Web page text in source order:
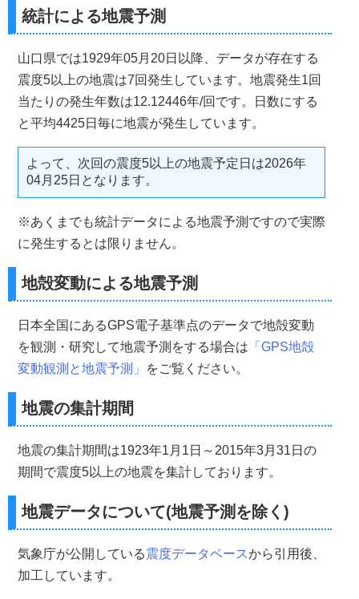
統計による地震予測
山口県では1929年05月20日以降、データが存在する
震度5以上の地震は7回発生しています。地震発生1回
当たりの発生年数は12.12446年/回です。日数にする
と平均4425日毎に地震が発生しています。
よって、次回の震度5以上の地震予定日は2026年
04月25日となります。
※あくまでも統計データによる地震予測ですので実際
に発生するとは限りません。
地殻変動による地震予測
日本全国にあるGPS電子基準点のデータで地殻変動
を観測・研究して地震予測をする場合は 「GPS地殻
変動観測と地震予測」
をご覧ください。
地震の集計期間
地震の集計期間は1923年1月1日～2015年3月31日の
期間で震度5以上の地震を集計しております。
地震データについて(地震予測を除く)
気象庁が公開している震度データベースから引用後、
加工しています。